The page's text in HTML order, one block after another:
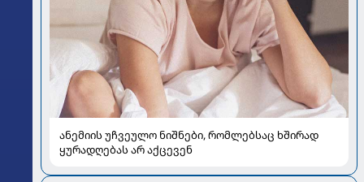
ანემიის უჩვეულო ნიშნები, რომლებსაც ხშირად
ყურადღებას არ აქცევენ